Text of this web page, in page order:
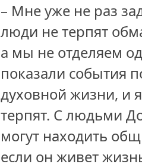
– Мне уже не раз
люди не терпят
а мы не отделяем
показали события
духовной жизни, и
терпят. С людьми
могут находить
если он живет